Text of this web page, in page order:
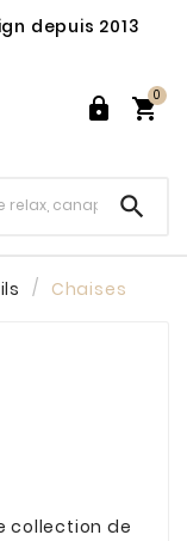
depuis 2013
 
0

Chaises
collection de